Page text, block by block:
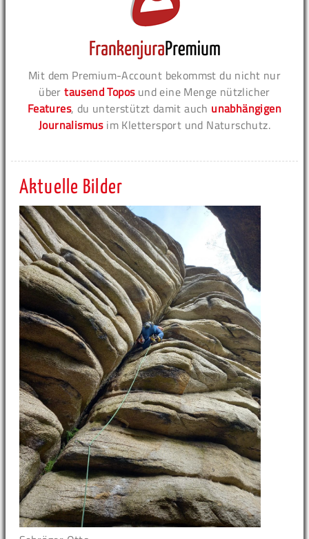
Mit dem Premium-Account bekommst du nicht nur
übertausend Toposund eine Menge nützlicher
Features, du unterstützt damit auch unabhängigen
Journalismusim Klettersport und Naturschutz.
Aktuelle Bilder